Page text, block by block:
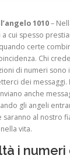
1010–
cui spesso
certe
Chi
di numeri sono
dei messaggi.
anche
gli angeli
al nostro
vita.
i